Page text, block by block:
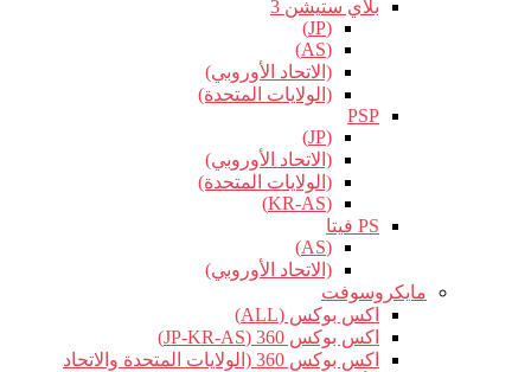
بلاي ستيشن 3
(JP)
(AS)
(الاتحاد الأوروبي)
(الولايات المتحدة)
PSP
(JP)
(الاتحاد الأوروبي)
(الولايات المتحدة)
(KR-AS)
PS فيتا
(AS)
(الاتحاد الأوروبي)
مايكروسوفت
اكس بوكس (ALL)
اكس بوكس 360 (JP-KR-AS)
اكس بوكس 360 (الولايات المتحدة والاتحاد